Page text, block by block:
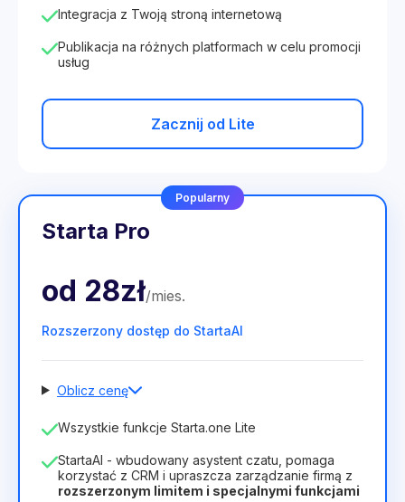
Integracja z Twoją stroną internetową
Publikacja na różnych platformach w celu promocji
usług
Zacznij od Lite
Popularny
Starta Pro
od 28zł/mies.
Rozszerzony dostęp do StartaAI
Oblicz cenę
Liczba pracowników
Czas trwania licencji
12 Months(zniżka -25%) Opłacalny
Wszystkie funkcje Starta.one Lite
StartaAI - wbudowany asystent czatu, pomaga
korzystać z CRM i upraszcza zarządzanie firmą z
rozszerzonym limitem i specjalnymi funkcjami